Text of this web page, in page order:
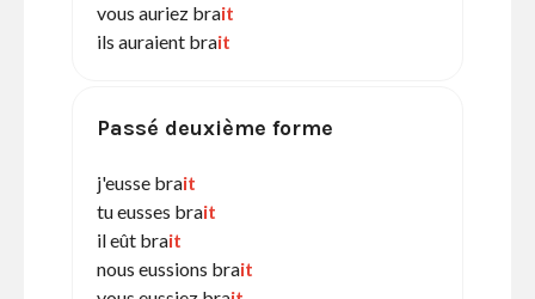
vous auriez brait
ils auraient brait
Passé deuxième forme
j'eusse brait
tu eusses brait
il eût brait
nous eussions brait